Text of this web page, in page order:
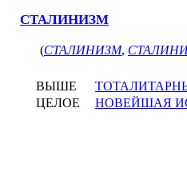
СТАЛИНИЗМ
(СТАЛИНИЗМ,
ВЫШЕ
ЦЕЛОЕ
НОВЕЙШАЯ